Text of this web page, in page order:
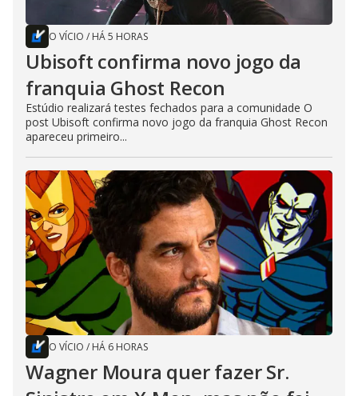
O VÍCIO / HÁ 5 HORAS
Ubisoft confirma novo jogo da
franquia Ghost Recon
Estúdio realizará testes fechados para a comunidade O
post Ubisoft confirma novo jogo da franquia Ghost Recon
apareceu primeiro...
O VÍCIO / HÁ 6 HORAS
Wagner Moura quer fazer Sr.